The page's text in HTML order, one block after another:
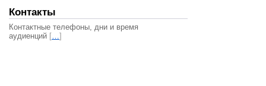
Контакты
Контактные телефоны, дни и время
аудиенций […]